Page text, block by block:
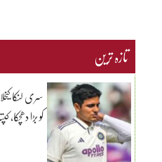
تازہ ترین
سری لنکا
کو بڑا دھچکا،